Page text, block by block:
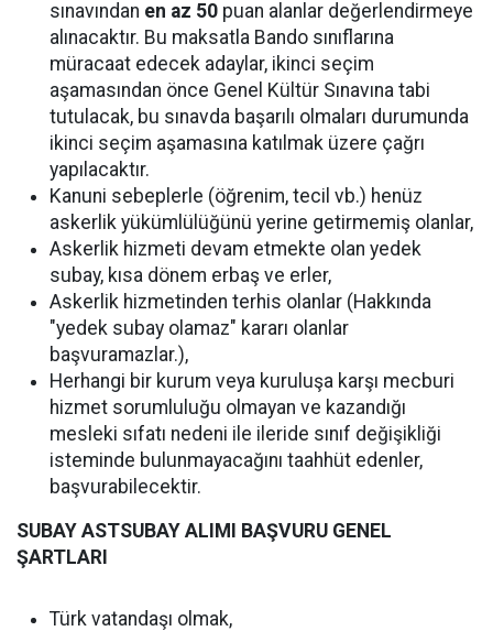
sınavından en az 50 puan alanlar değerlendirmeye
alınacaktır. Bu maksatla Bando sınıflarına
müracaat edecek adaylar, ikinci seçim
aşamasından önce Genel Kültür Sınavına tabi
tutulacak, bu sınavda başarılı olmaları durumunda
ikinci seçim aşamasına katılmak üzere çağrı
yapılacaktır.
Kanuni sebeplerle (öğrenim, tecil vb.) henüz
askerlik yükümlülüğünü yerine getirmemiş olanlar,
Askerlik hizmeti devam etmekte olan yedek
subay, kısa dönem erbaş ve erler,
Askerlik hizmetinden terhis olanlar (Hakkında
"yedek subay olamaz" kararı olanlar
başvuramazlar.),
Herhangi bir kurum veya kuruluşa karşı mecburi
hizmet sorumluluğu olmayan ve kazandığı
mesleki sıfatı nedeni ile ileride sınıf değişikliği
isteminde bulunmayacağını taahhüt edenler,
başvurabilecektir.
SUBAY ASTSUBAY ALIMI BAŞVURU GENEL
ŞARTLARI
Türk vatandaşı olmak,